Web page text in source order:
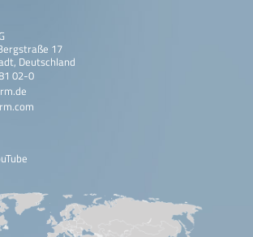
17
Deutschland
02-0